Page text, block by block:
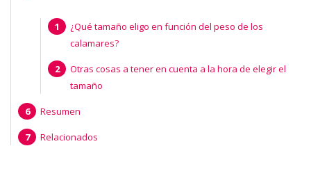
¿Qué tamaño eligo en función del peso de los
calamares?
Otras cosas a tener en cuenta a la hora de elegir el
tamaño
Resumen
Relacionados